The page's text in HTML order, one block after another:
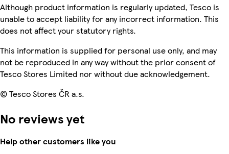
Although product information is regularly updated, Tesco is
unable to accept liability for any incorrect information. This
does not affect your statutory rights.
This information is supplied for personal use only, and may
not be reproduced in any way without the prior consent of
Tesco Stores Limited nor without due acknowledgement.
© Tesco Stores ČR a.s.
No reviews yet
Help other customers like you